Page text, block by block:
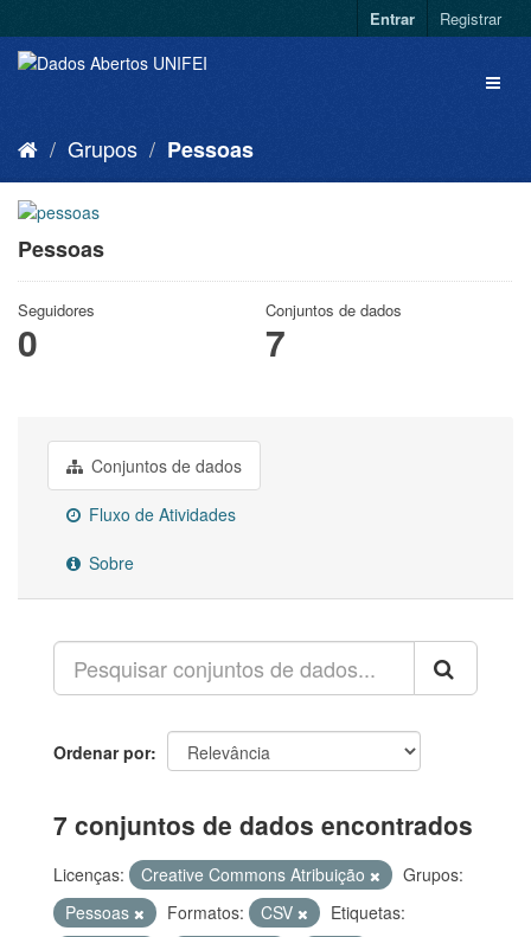
Entrar Registrar
Grupos Pessoas
Pessoas
Seguidores
0
Conjuntos de dados
7
Conjuntos de dados
Fluxo de Atividades
Sobre
Ordenar por
7 conjuntos de dados encontrados
Licenças: Creative Commons Atribuição
Grupos:
Pessoas
Formatos: CSV
Etiquetas: